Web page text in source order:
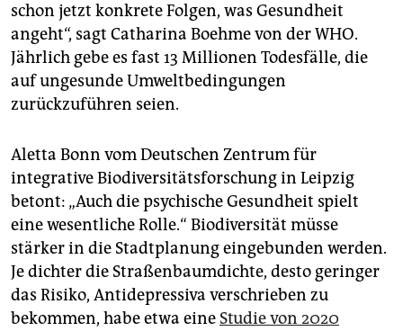
schon jetzt konkrete Folgen, was Gesundheit
angeht“, sagt Catharina Boehme von der WHO.
Jährlich gebe es fast 13 Millionen Todesfälle, die
auf ungesunde Umweltbedingungen
zurückzuführen seien.
Aletta Bonn vom Deutschen Zentrum für
integrative Biodiversitätsforschung in Leipzig
betont: „Auch die psychische Gesundheit spielt
eine wesentliche Rolle.“ Biodiversität müsse
stärker in die Stadtplanung eingebunden werden.
Je dichter die Straßenbaumdichte, desto geringer
das Risiko, Antidepressiva verschrieben zu
bekommen, habe etwa eine Studie von 2020